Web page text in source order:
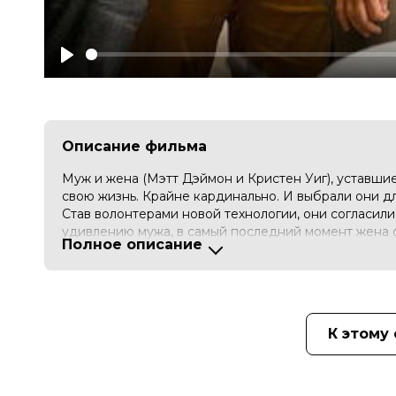
Play
Описание фильма
Муж и жена (Мэтт Дэймон и Кристен Уиг),
свою жизнь. Крайне кардинально. И выбрали они
Став волонтерами новой технологии, они
удивлению мужа, в самый последний момент жена
по прошествии некоторого времени герой
/ 10 (87 929 голосов) 5.8/
Полное описание
К